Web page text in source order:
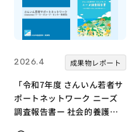
2026.4 成果物レポート
「令和7年度 さんいん若者サ
ポートネットワーク ニーズ
調査報告書ー 社会的養護の